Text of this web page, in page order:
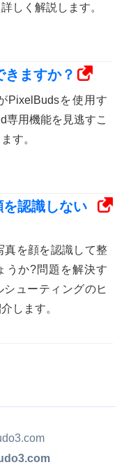
しく解説します。
ますか？
PixelBudsを使用す
専用機能を見逃すこ
す。
認識しない
真を顔を認識して整
うか?問題を解決す
ューティングのヒ
します。